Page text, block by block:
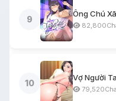
9
Ông Chú
82,800
10
Vợ Người Ta
79,520